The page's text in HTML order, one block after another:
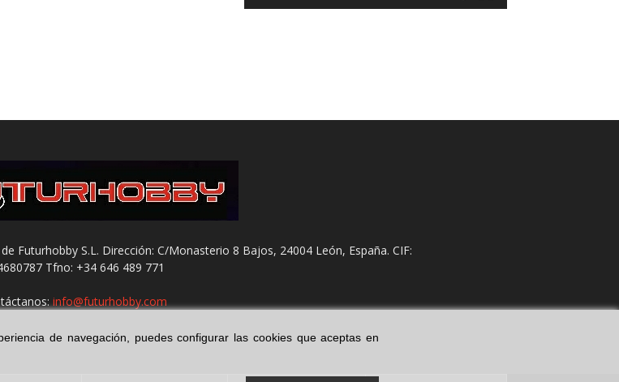
Futurhobby S.L. Dirección: C/Monasterio 8 Bajos, 24004 León, España. CIF:
Tfno: +34 646 489 771
info@futurhobby.com
de navegación, puedes configurar las cookies que aceptas en